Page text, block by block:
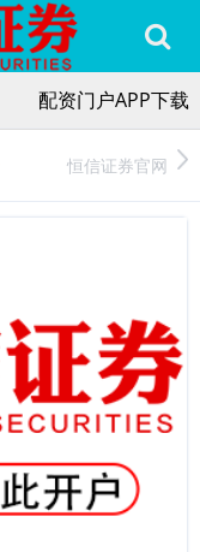
配资门户APP下载
恒信证券官网